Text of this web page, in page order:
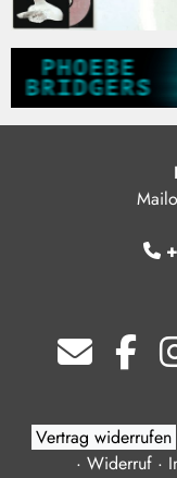
Vertrag widerrufen
· Widerruf·